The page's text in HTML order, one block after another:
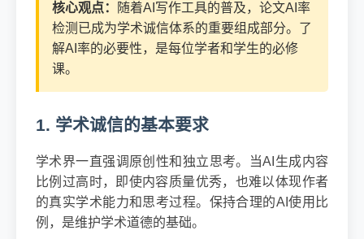
核心观点：
随着AI写作工具的普及，论文AI率
检测已成为学术诚信体系的重要组成部分。了
解AI率的必要性，是每位学者和学生的必修
课。
1. 学术诚信的基本要求
学术界一直强调原创性和独立思考。当AI生成内容
比例过高时，即使内容质量优秀，也难以体现作者
的真实学术能力和思考过程。保持合理的AI使用比
例，是维护学术道德的基础。